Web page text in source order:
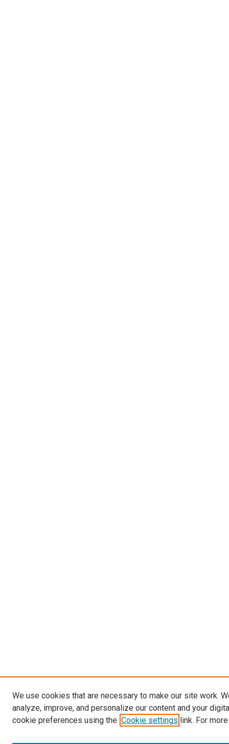
We use cookies that are necessary to make our site work.
analyze, improve, and personalize our content and your
cookie preferences using the Cookie settings link. For